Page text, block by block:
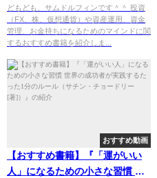
（キャロル・S・ドゥエック[著],
今西康子[翻訳]）』の紹介
どもども、サムドルフィンです＾＾ 投資
（FX、株、仮想通貨）や資産運用、資金
管理、お金持ちになるためのマインドに関
するおすすめ書籍を紹介しま...
おすすめ動画
【おすすめ書籍】『「運がいい
人」になるための小さな習慣 世